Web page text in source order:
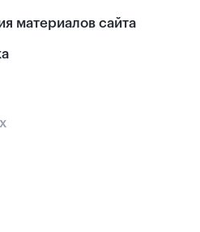
материалов сайта